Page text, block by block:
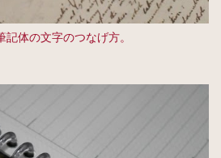
体の文字のつなげ方。